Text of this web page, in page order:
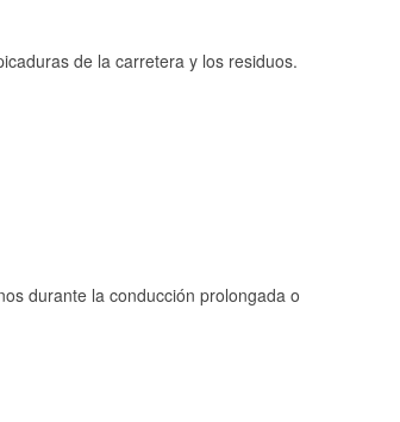
de la carretera y los residuos.
durante la conducción prolongada o